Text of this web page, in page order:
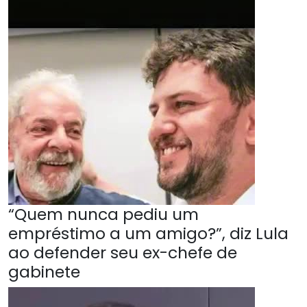
“Quem nunca pediu um
empréstimo a um amigo?”, diz Lula
ao defender seu ex-chefe de
gabinete